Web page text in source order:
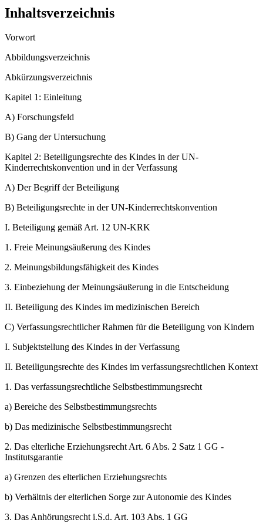
Inhaltsverzeichnis
Vorwort
Abbildungsverzeichnis
Abkürzungsverzeichnis
Kapitel 1: Einleitung
A) Forschungsfeld
B) Gang der Untersuchung
Kapitel 2: Beteiligungsrechte des Kindes in der UN-
Kinderrechtskonvention und in der Verfassung
A) Der Begriff der Beteiligung
B) Beteiligungsrechte in der UN-Kinderrechtskonvention
I. Beteiligung gemäß Art. 12 UN-KRK
1. Freie Meinungsäußerung des Kindes
2. Meinungsbildungsfähigkeit des Kindes
3. Einbeziehung der Meinungsäußerung in die Entscheidung
II. Beteiligung des Kindes im medizinischen Bereich
C) Verfassungsrechtlicher Rahmen für die Beteiligung von Kindern
I. Subjektstellung des Kindes in der Verfassung
II. Beteiligungsrechte des Kindes im verfassungsrechtlichen Kontext
1. Das verfassungsrechtliche Selbstbestimmungsrecht
a) Bereiche des Selbstbestimmungsrechts
b) Das medizinische Selbstbestimmungsrecht
2. Das elterliche Erziehungsrecht Art. 6 Abs. 2 Satz 1 GG -
Institutsgarantie
a) Grenzen des elterlichen Erziehungsrechts
b) Verhältnis der elterlichen Sorge zur Autonomie des Kindes
3. Das Anhörungsrecht i.S.d. Art. 103 Abs. 1 GG